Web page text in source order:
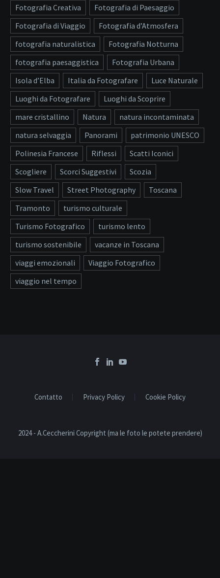
Fotografia Creativa
Fotografia di Paesaggio
Fotografia di Viaggio
Fotografia d’Atmosfera
fotografia naturalistica
Fotografia Notturna
fotografia paesaggistica
Fotografia Urbana
Isola d’Elba
Italia da Fotografare
Luce Naturale
Luoghi da Fotografare
Luoghi da Scoprire
mare cristallino
Natura
natura incontaminata
natura selvaggia
Panorami
patrimonio UNESCO
Polinesia Francese
Riflessi
Scatti Iconici
Scogliere
Scorci Suggestivi
Scozia
Slow Travel
Street Photography
Toscana
Tramonto
turismo culturale
Turismo Fotografico
turismo lento
turismo sostenibile
vacanze in Toscana
viaggi emozionali
Viaggio Fotografico
viaggio nel tempo
Contatto Privacy Policy Cookie Policy
2024 - A.Ceccherini Copyright (ma le foto le potete prendere)